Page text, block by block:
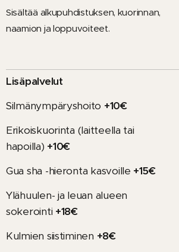
Sisältää alkupuhdistuksen, kuorinnan,
naamion ja loppuvoiteet.
Lisäpalvelut
Silmänympäryshoito +10€
Erikoiskuorinta (laitteella tai
hapoilla) +10€
Gua sha -hieronta kasvoille +15€
Ylähuulen- ja leuan alueen
sokerointi +18€
Kulmien siistiminen +8€